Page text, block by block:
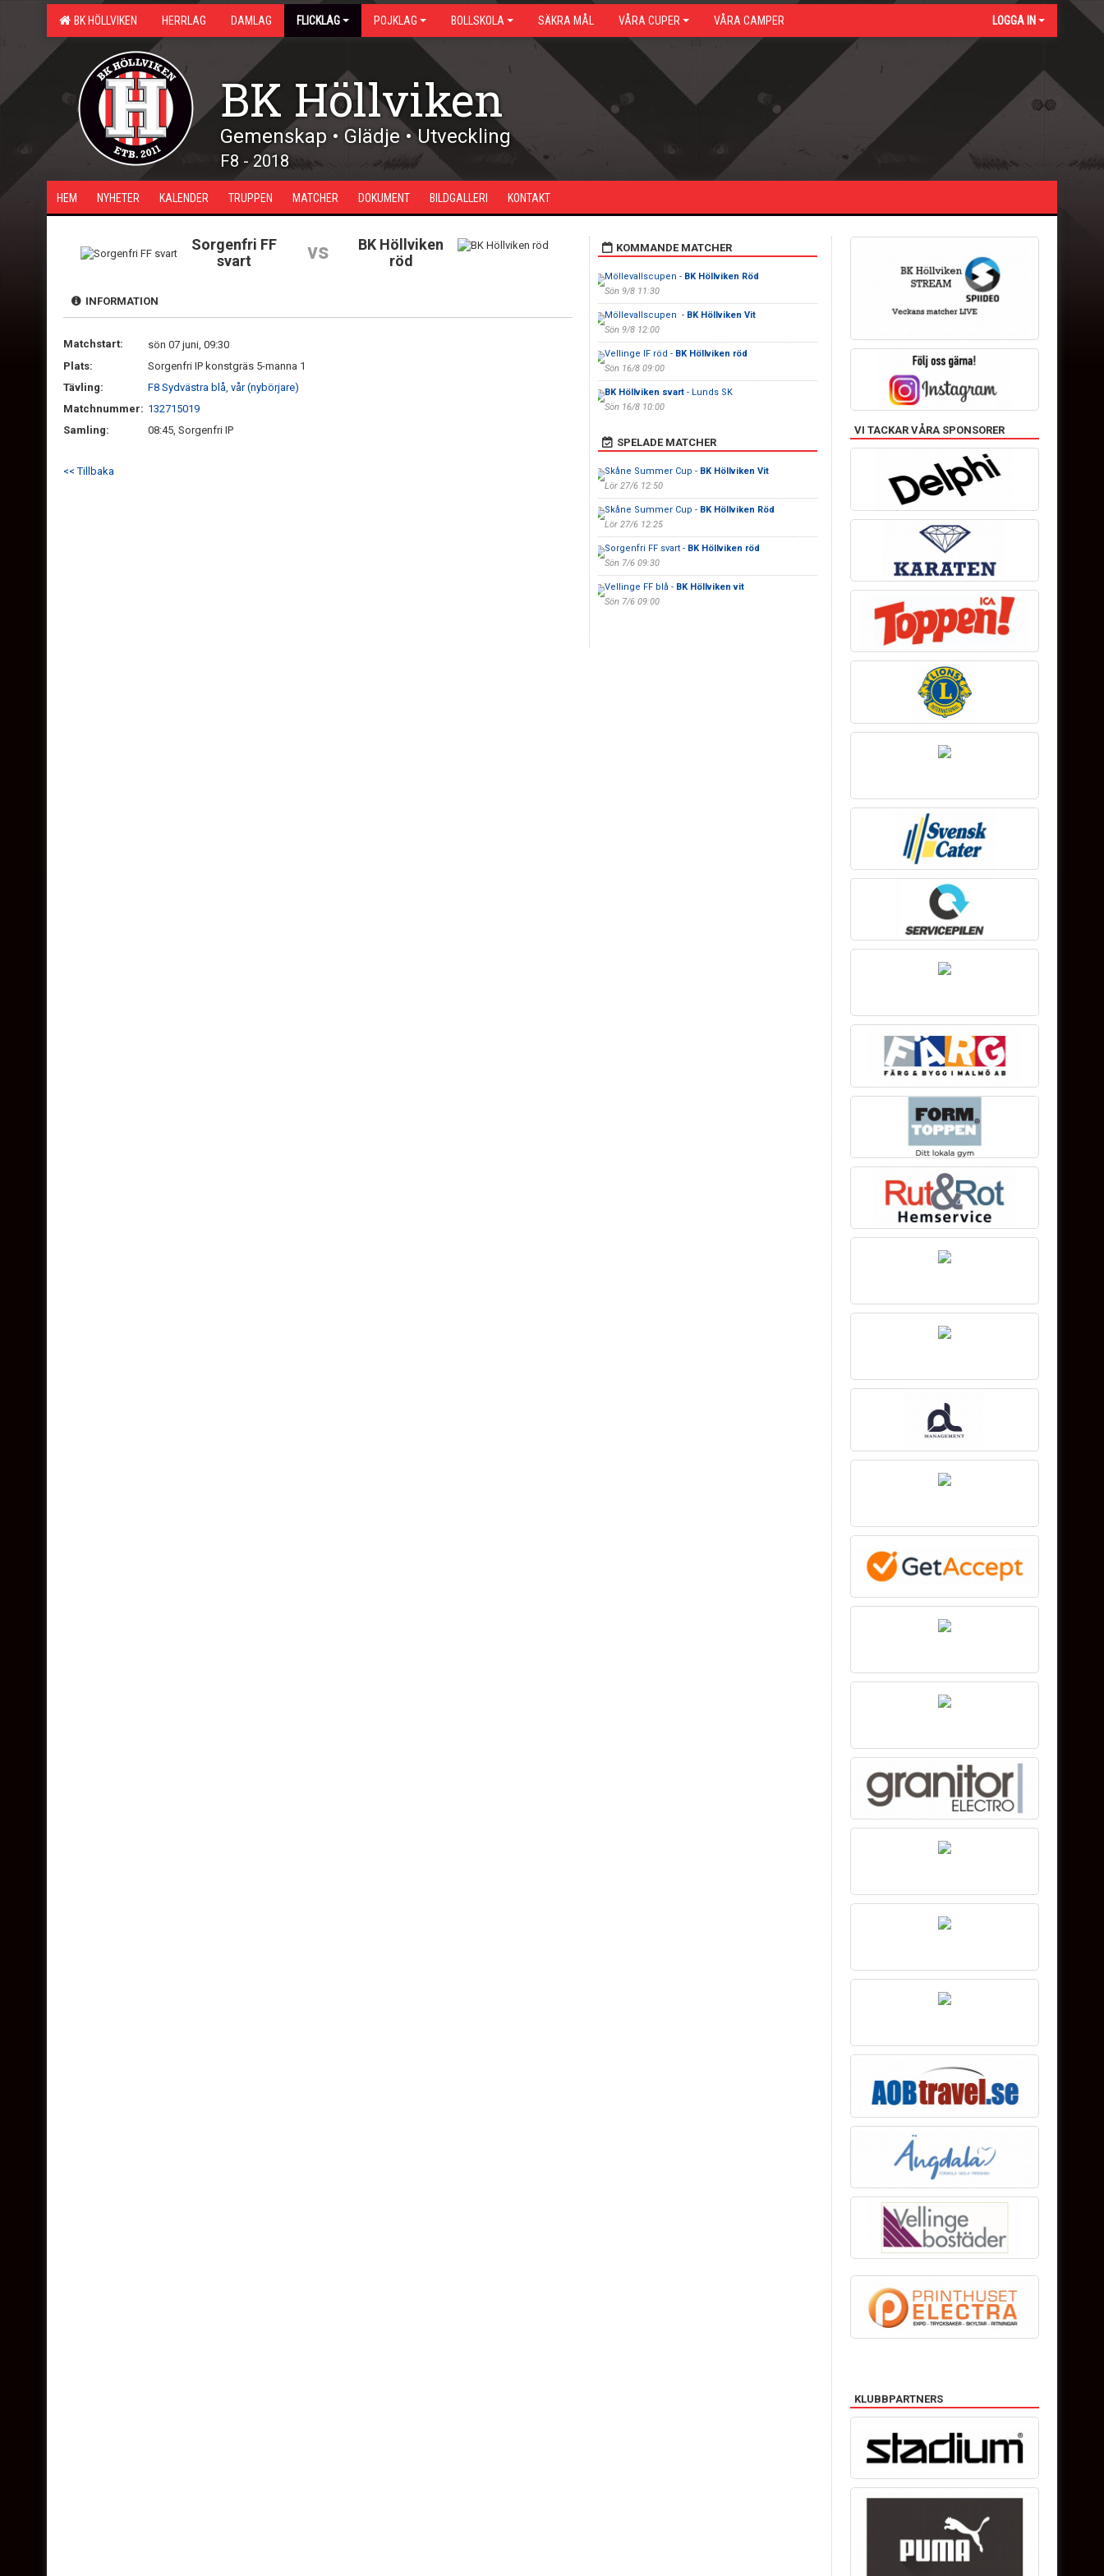
BK HÖLLVIKEN HERRLAG DAMLAG FLICKLAG POJKLAG BOLLSKOLA SÄKRA MÅL VÅRA CUPER VÅRA CAMPER LOGGA IN
BK Höllviken
Gemenskap • Glädje • Utveckling
F8 - 2018
HEM NYHETER KALENDER TRUPPEN MATCHER DOKUMENT BILDGALLERI KONTAKT
Sorgenfri FF
svart
vs
BK Höllviken
röd
INFORMATION
Matchstart:
sön 07 juni, 09:30
Plats:
Sorgenfri IP konstgräs 5-manna 1
Tävling:
F8 Sydvästra blå, vår (nybörjare)
Matchnummer: 132715019
Samling:
08:45, Sorgenfri IP
<< Tillbaka
KOMMANDE MATCHER
Möllevallscupen - BK Höllviken Röd
Sön 9/8 11:30
Möllevallscupen - BK Höllviken Vit
Sön 9/8 12:00
Vellinge IF röd - BK Höllviken röd
Sön 16/8 09:00
BK Höllviken svart- Lunds SK
Sön 16/8 10:00
SPELADE MATCHER
Skåne Summer Cup - BK Höllviken Vit
Lör 27/6 12:50
Skåne Summer Cup - BK Höllviken Röd
Lör 27/6 12:25
Sorgenfri FF svart - BK Höllviken röd
Sön 7/6 09:30
Vellinge FF blå - BK Höllviken vit
Sön 7/6 09:00
VI TACKAR VÅRA SPONSORER
KLUBBPARTNERS